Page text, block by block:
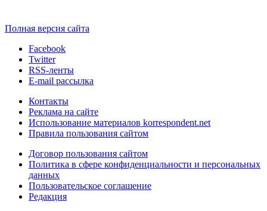
Полная версия сайта
Facebook
Twitter
RSS-ленты
E-mail рассылка
Контакты
Реклама на сайте
Использование материалов korrespondent.net
Правила пользования сайтом
Договор пользования сайтом
Политика в сфере конфиденциальности и персональных
данных
Пользовательское соглашение
Редакция